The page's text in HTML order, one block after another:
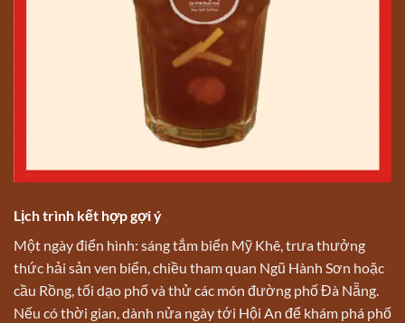
Lịch trình kết hợp gợi ý
Một ngày điển hình: sáng tắm biển Mỹ Khê, trưa thưởng
thức hải sản ven biển, chiều tham quan Ngũ Hành Sơn hoặc
cầu Rồng, tối dạo phố và thử các món đường phố Đà Nẵng.
Nếu có thời gian, dành nửa ngày tới Hội An để khám phá phố